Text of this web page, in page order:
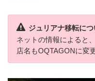
ジュリアナ移転につ
ネットの情報によると
店名もOQTAGONに変